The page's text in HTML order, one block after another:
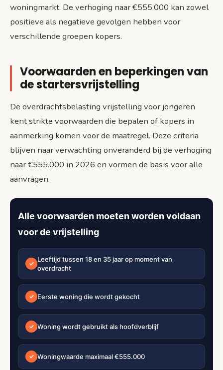
woningmarkt. De verhoging naar €555.000 kan zowel
positieve als negatieve gevolgen hebben voor
verschillende groepen kopers.
Voorwaarden en beperkingen van
de startersvrijstelling
De overdrachtsbelasting vrijstelling voor jongeren
kent strikte voorwaarden die bepalen of kopers in
aanmerking komen voor de maatregel. Deze criteria
blijven naar verwachting onveranderd bij de verhoging
naar €555.000 in 2026 en vormen de basis voor alle
aanvragen.
Alle voorwaarden moeten worden voldaan
voor de vrijstelling
✓
Leeftijd tussen 18 en 35 jaar op moment van
overdracht
✓ Eerste woning die wordt gekocht
✓ Woning wordt gebruikt als hoofdverblijf
✓ Woningwaarde maximaal €555.000